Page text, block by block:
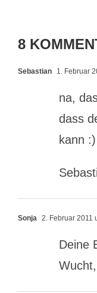
8
Sebastian 1. Februar
na,
dass
kann :)
Sonja 2. Februar 2011
Deine